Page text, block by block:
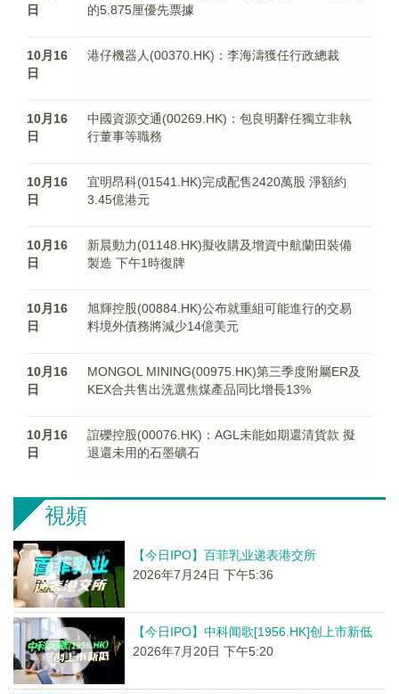
日
的5.875厘優先票據
10月16
日
港仔機器人(00370.HK)：李海濤獲任行政總裁
10月16
日
中國資源交通(00269.HK)：包良明辭任獨立非執
行董事等職務
10月16
日
宜明昂科(01541.HK)完成配售2420萬股 淨額約
3.45億港元
10月16
日
新晨動力(01148.HK)擬收購及增資中航蘭田裝備
製造 下午1時復牌
10月16
日
旭輝控股(00884.HK)公布就重組可能進行的交易
料境外債務將減少14億美元
10月16
日
MONGOL MINING(00975.HK)第三季度附屬ER及
KEX合共售出洗選焦煤產品同比增長13%
10月16
日
誼礫控股(00076.HK)：AGL未能如期還清貨款 擬
退還未用的石墨礦石
視頻
【今日IPO】百菲乳业递表港交所
2026年7月24日 下午5:36
【今日IPO】中科闻歌[1956.HK]创上市新低
2026年7月20日 下午5:20